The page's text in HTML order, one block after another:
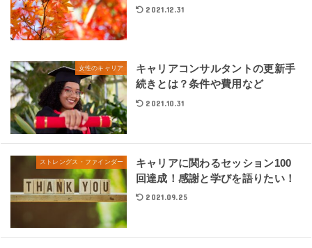
2021.12.31
女性のキャリア
キャリアコンサルタントの更新手
続きとは？条件や費用など
2021.10.31
ストレングス・ファインダー
キャリアに関わるセッション100
回達成！感謝と学びを語りたい！
2021.09.25